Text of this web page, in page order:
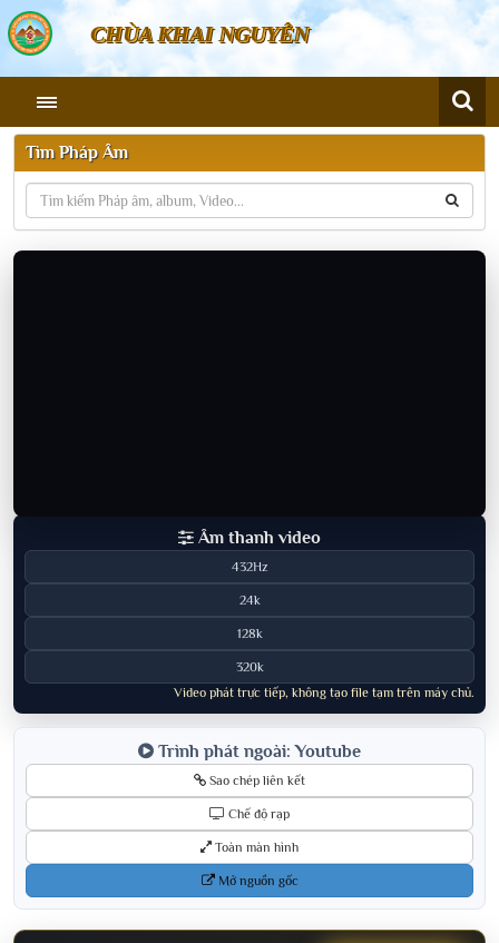
CHÙA KHAI NGUYÊN
Tìm Pháp Âm
Âm thanh video
432Hz
24k
128k
320k
Video phát trực tiếp, không tạo file tạm trên máy chủ.
Trình phát ngoài: Youtube
Sao chép liên kết
Chế độ rạp
Toàn màn hình
Mở nguồn gốc